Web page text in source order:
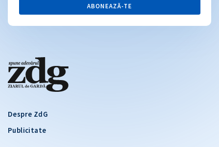
Despre ZdG
Publicitate
ABONEAZĂ-TE